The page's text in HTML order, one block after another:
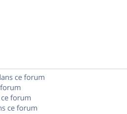
ce forum
forum
ce forum